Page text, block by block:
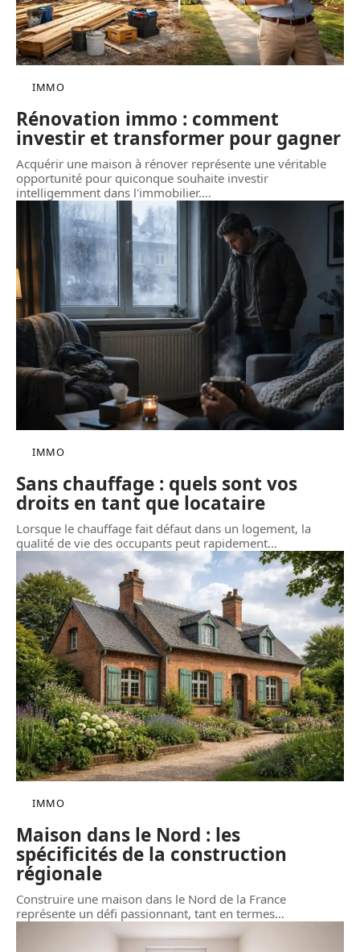
IMMO
Rénovation immo : comment
investir et transformer pour gagner
Acquérir une maison à rénover représente une véritable
opportunité pour quiconque souhaite investir
intelligemment dans l'immobilier.…
IMMO
Sans chauffage : quels sont vos
droits en tant que locataire
Lorsque le chauffage fait défaut dans un logement, la
qualité de vie des occupants peut rapidement…
IMMO
Maison dans le Nord : les
spécificités de la construction
régionale
Construire une maison dans le Nord de la France
représente un défi passionnant, tant en termes…